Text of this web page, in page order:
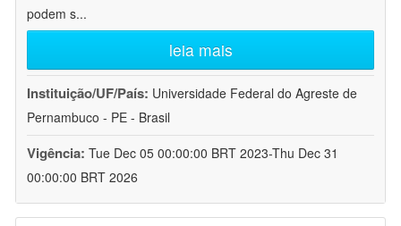
podem s...
leia mais
Instituição/UF/País: Universidade Federal do Agreste de
Pernambuco - PE - Brasil
Vigência: Tue Dec 05 00:00:00 BRT 2023-Thu Dec 31
00:00:00 BRT 2026